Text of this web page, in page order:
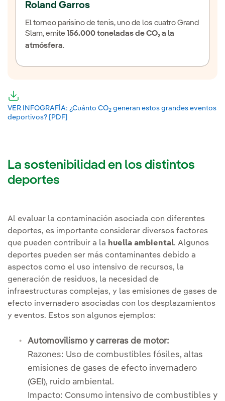
Roland Garros
El torneo parisino de tenis, uno de los cuatro Grand
Slam, emite 156.000 toneladas de CO₂ a la
atmósfera.
VER INFOGRAFÍA: ¿Cuánto CO2 Nota
generan estos grandes eventos
deportivos? [PDF]
La sostenibilidad en los distintos
deportes
Al evaluar la contaminación asociada con diferentes
deportes, es importante considerar diversos factores
que pueden contribuir a la huella ambiental. Algunos
deportes pueden ser más contaminantes debido a
aspectos como el uso intensivo de recursos, la
generación de residuos, la necesidad de
infraestructuras complejas, y las emisiones de gases de
efecto invernadero asociadas con los desplazamientos
y eventos. Estos son algunos ejemplos:
Automovilismo y carreras de motor:
Razones: Uso de combustibles fósiles, altas
emisiones de gases de efecto invernadero
(GEI), ruido ambiental.
Impacto: Consumo intensivo de combustibles y